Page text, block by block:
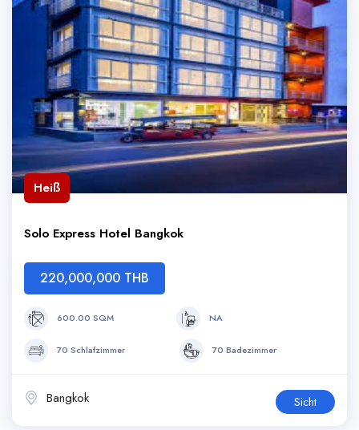
Heiß
Solo Express Hotel Bangkok
220,000,000 THB
600.00 SQM NA
70 Schlafzimmer 70 Badezimmer
Bangkok Sicht